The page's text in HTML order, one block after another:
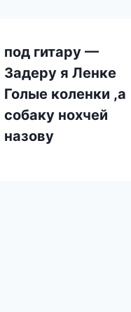
под гитару —
Задеру я Ленке
Голые коленки ,а
собаку нохчей
назову